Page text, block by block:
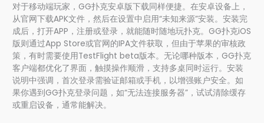
对于移动端玩家，GG扑克安卓版下载同样便捷。在安卓设备上，
从官网下载APK文件，然后在设置中启用“未知来源”安装。安装完
成后，打开APP，注册或登录，就能随时随地玩扑克。GG扑克iOS
版则通过App Store或官网的IPA文件获取，但由于苹果的审核政
策，有时需要使用TestFlight beta版本。无论哪种版本，GG扑克
客户端都优化了界面，触摸操作顺滑，支持多桌同时运行。安装
说明中强调，首次登录需验证邮箱或手机，以增强账户安全。如
果你遇到GG扑克登录问题，如“无法连接服务器”，试试清除缓存
或重启设备，通常能解决。